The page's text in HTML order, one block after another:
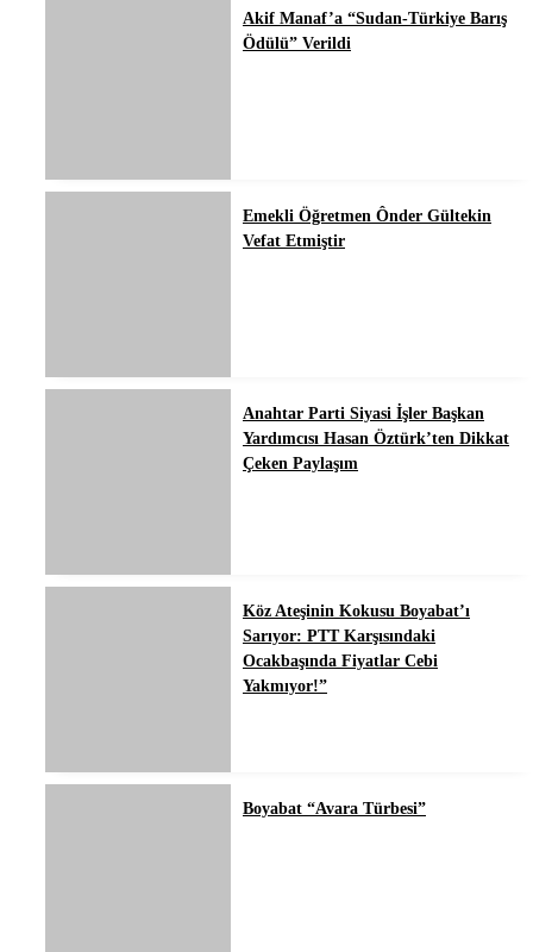
Akif Manaf’a “Sudan-Türkiye Barış
Ödülü” Verildi
Emekli Öğretmen Ônder Gültekin
Vefat Etmiştir
Anahtar Parti Siyasi İşler Başkan
Yardımcısı Hasan Öztürk’ten Dikkat
Çeken Paylaşım
Köz Ateşinin Kokusu Boyabat’ı
Sarıyor: PTT Karşısındaki
Ocakbaşında Fiyatlar Cebi
Yakmıyor!”
Boyabat “Avara Türbesi”